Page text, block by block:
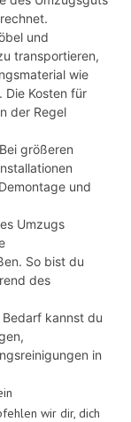
und
transportieren,
wie
Die Kosten für
der Regel
größeren
und
Umzugs
So bist du
des
kannst du
in
wir dir, dich